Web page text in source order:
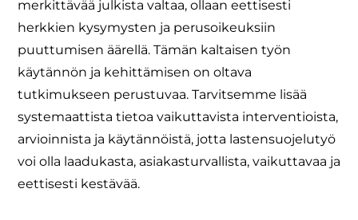
merkittävää julkista valtaa, ollaan eettisesti
herkkien kysymysten ja perusoikeuksiin
puuttumisen äärellä. Tämän kaltaisen työn
käytännön ja kehittämisen on oltava
tutkimukseen perustuvaa. Tarvitsemme lisää
systemaattista tietoa vaikuttavista interventioista,
arvioinnista ja käytännöistä, jotta lastensuojelutyö
voi olla laadukasta, asiakasturvallista, vaikuttavaa ja
eettisesti kestävää.